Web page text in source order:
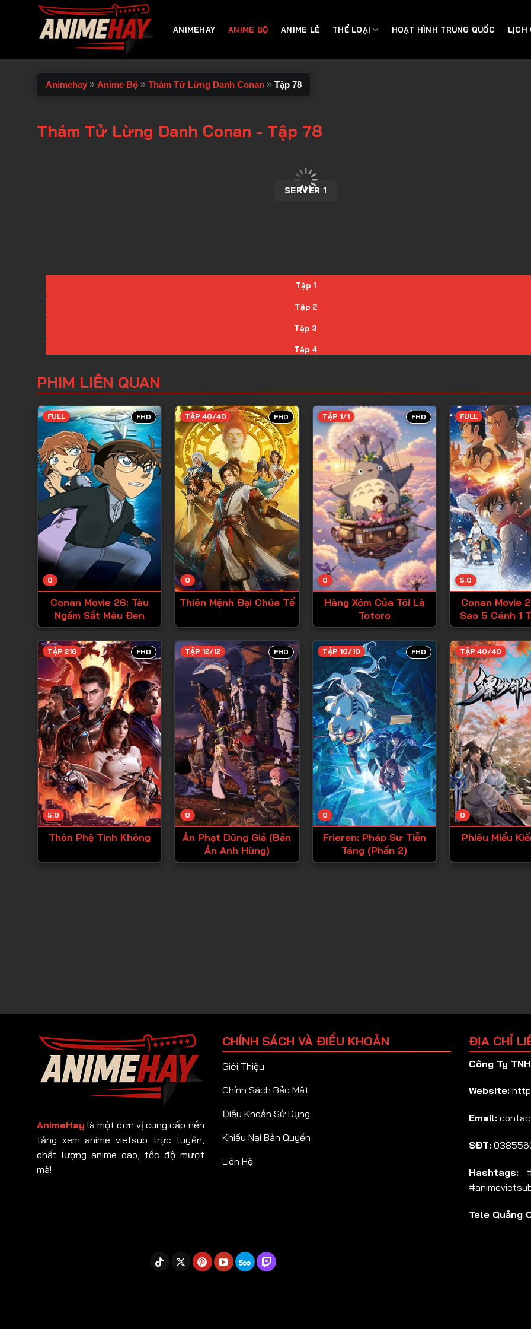
ANIMEHAY ANIME BỘ ANIME LẺ THỂ LOẠI HOẠT HÌNH TRUNG QUỐC LỊCH
Animehay » Anime Bộ » Thám Tử Lừng Danh Conan » Tập 78
Thám Tử Lừng Danh Conan - Tập 78
SERVER 1
Tập 1
Tập 2
Tập 3
Tập 4
Tập 6
Tập 7
Tập 8
Tập 9
Tập 10
Tập 11
Tập 12
Tập 13
Tập 14
Tập 15
Tập 16
Tập 17
Tập 18
Tập 19
Tập 20
Tập 21
Tập 22
Tập 23
Tập 24
Tập 25
Tập 26
Tập 28
Tập 36
Tập 37
Tập 39
Tập 40
Tập 41
PHIM LIÊN QUAN
FHD
0
FULL
Conan Movie 26: Tàu
Ngầm Sắt Màu Đen
FHD
0
TẬP 40/40
Thiên Mệnh Đại Chúa Tể
FHD
0
TẬP 1/1
Hàng Xóm Của Tôi Là
Totoro
5.0
FULL
Conan Movie
Sao 5 Cánh 1
FHD
5.0
TẬP 216
Thôn Phệ Tinh Không
FHD
0
TẬP 12/12
Án Phạt Dũng Giả (Bản
Án Anh Hùng)
FHD
0
TẬP 10/10
Frieren: Pháp Sư Tiễn
Táng (Phần 2)
0
TẬP 40/40
Phiêu Miểu
AnimeHay là một đơn vị cung cấp nền
tảng xem anime vietsub trực tuyến,
chất lượng anime cao, tốc độ mượt
mà!
CHÍNH SÁCH VÀ ĐIỀU KHOẢN
Giới Thiệu
Chính Sách Bảo Mật
Điều Khoản Sử Dụng
Khiếu Nại Bản Quyền
Liên Hệ
ĐỊA CHỈ
Công Ty
Website:
Email:
SĐT:
Hashtags:
Tele Quảng